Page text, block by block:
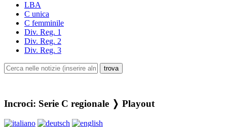
LBA
C unica
C femminile
Div. Reg. 1
Div. Reg. 2
Div. Reg. 3
Incroci: Serie C regionale ❭ Playout